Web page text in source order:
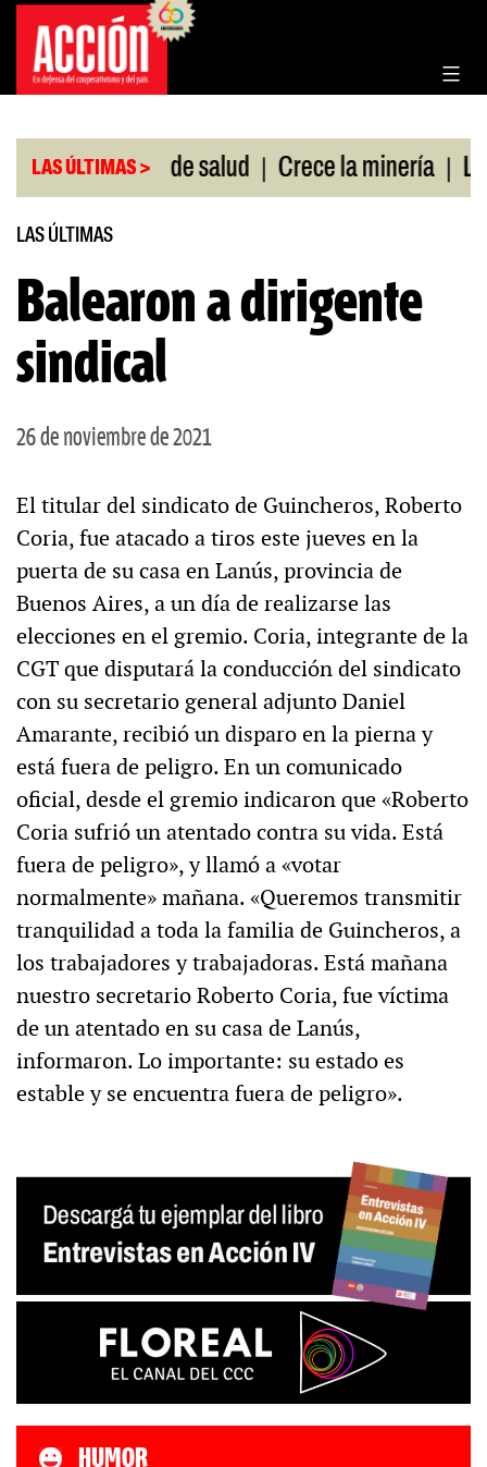
Saltar
contenido
LAS ÚLTIMAS >
sin cobertura de salud | Crece la minería | La
LAS ÚLTIMAS
Balearon a dirigente
sindical
26 de noviembre de 2021
El titular del sindicato de Guincheros, Roberto
Coria, fue atacado a tiros este jueves en la
puerta de su casa en Lanús, provincia de
Buenos Aires, a un día de realizarse las
elecciones en el gremio. Coria, integrante de la
CGT que disputará la conducción del sindicato
con su secretario general adjunto Daniel
Amarante, recibió un disparo en la pierna y
está fuera de peligro. En un comunicado
oficial, desde el gremio indicaron que «Roberto
Coria sufrió un atentado contra su vida. Está
fuera de peligro», y llamó a «votar
normalmente» mañana. «Queremos transmitir
tranquilidad a toda la familia de Guincheros, a
los trabajadores y trabajadoras. Está mañana
nuestro secretario Roberto Coria, fue víctima
de un atentado en su casa de Lanús,
informaron. Lo importante: su estado es
estable y se encuentra fuera de peligro».
HUMOR